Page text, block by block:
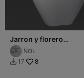
Jarron y florero
Minimalista
ÑOL
 17 8